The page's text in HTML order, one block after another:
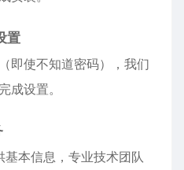
置
即使不知道密码），我们
成设置。
本信息，专业技术团队